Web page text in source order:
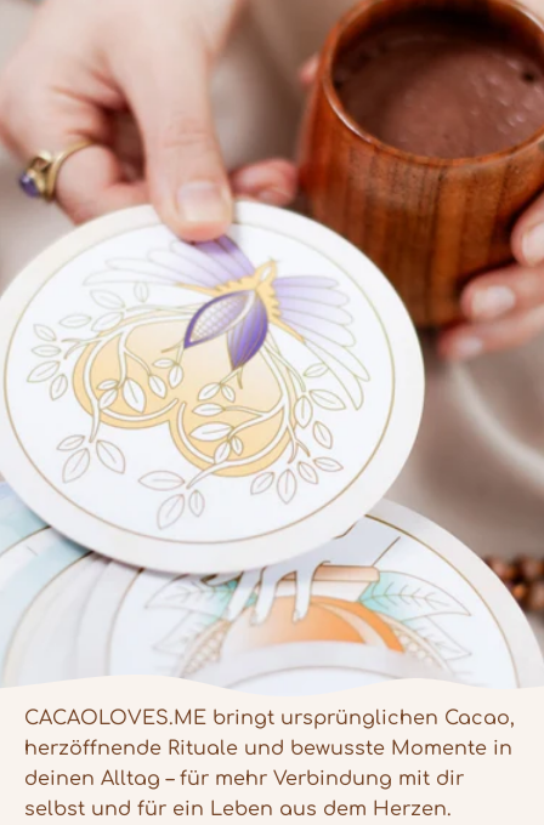
CACAOLOVES.ME bringt ursprünglichen Cacao,
herzöffnende Rituale und bewusste Momente in
deinen Alltag – für mehr Verbindung mit dir
selbst und für ein Leben aus dem Herzen.